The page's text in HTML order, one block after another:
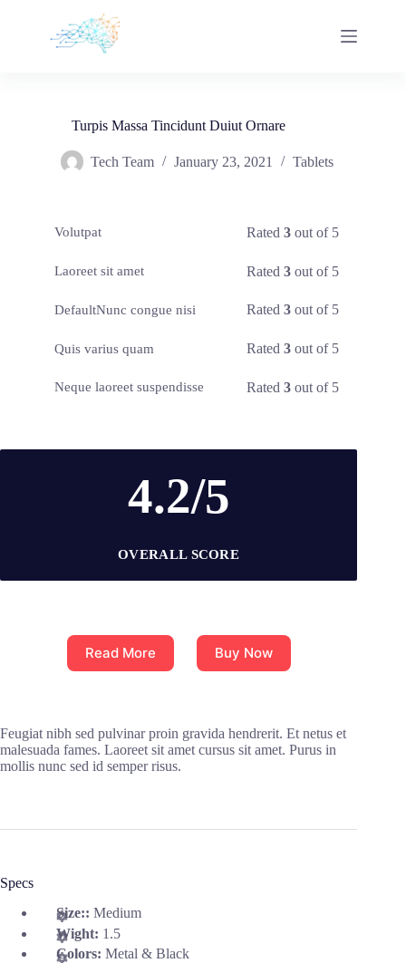
Turpis Massa Tincidunt Duiut Ornare
Tech Team January 23, 2021 Tablets
Volutpat Rated3 out of 5
Laoreet sit amet Rated3 out of 5
DefaultNunc congue nisi Rated3 out of 5
Quis varius quam Rated3 out of 5
Neque laoreet suspendisse Rated3 out of 5
4.2/5
OVERALL SCORE
Read More Buy Now
Feugiat nibh sed pulvinar proin gravida hendrerit. Et netus et
malesuada fames. Laoreet sit amet cursus sit amet. Purus in
mollis nunc sed id semper risus.
Specs
Size:: Medium
Wight: 1.5
Colors: Metal & Black